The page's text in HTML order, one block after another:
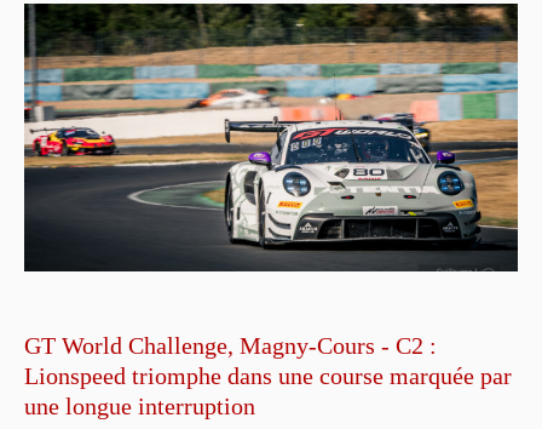
GT World Challenge, Magny-Cours - C2 :
Lionspeed triomphe dans une course marquée par
une longue interruption